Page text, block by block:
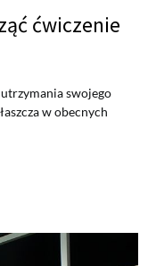
ćwiczenie
swojego
w obecnych